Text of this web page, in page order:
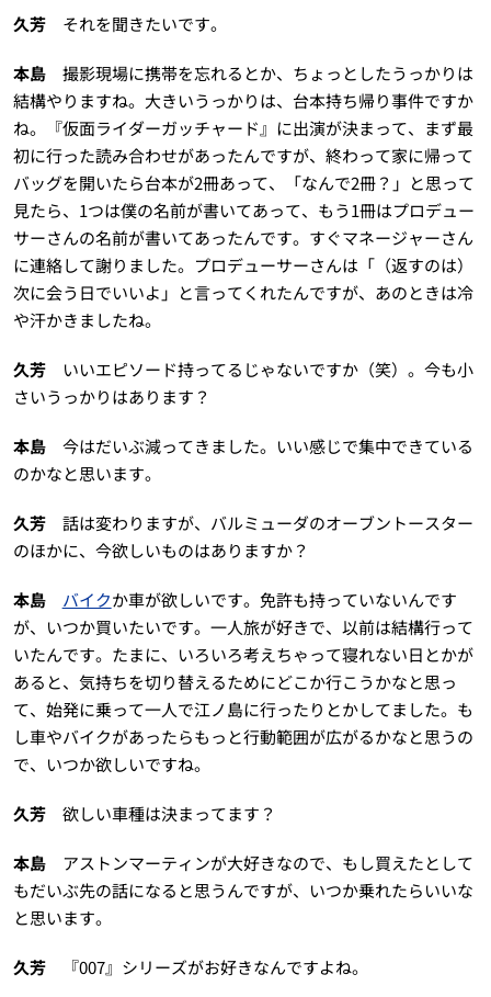
久芳それを聞きたいです。
本島撮影現場に携帯を忘れるとか、ちょっとしたうっかりは
結構やりますね。大きいうっかりは、台本持ち帰り事件ですか
ね。『仮面ライダーガッチャード』に出演が決まって、まず最
初に行った読み合わせがあったんですが、終わって家に帰って
バッグを開いたら台本が2冊あって、「なんで2冊？」と思って
見たら、1つは僕の名前が書いてあって、もう1冊はプロデュー
サーさんの名前が書いてあったんです。すぐマネージャーさん
に連絡して謝りました。プロデューサーさんは「（返すのは）
次に会う日でいいよ」と言ってくれたんですが、あのときは冷
や汗かきましたね。
久芳いいエピソード持ってるじゃないですか（笑）。今も小
さいうっかりはあります？
本島今はだいぶ減ってきました。いい感じで集中できている
のかなと思います。
久芳話は変わりますが、バルミューダのオーブントースター
のほかに、今欲しいものはありますか？
本島 バイクか車が欲しいです。免許も持っていないんです
が、いつか買いたいです。一人旅が好きで、以前は結構行って
いたんです。たまに、いろいろ考えちゃって寝れない日とかが
あると、気持ちを切り替えるためにどこか行こうかなと思っ
て、始発に乗って一人で江ノ島に行ったりとかしてました。も
し車やバイクがあったらもっと行動範囲が広がるかなと思うの
で、いつか欲しいですね。
久芳欲しい車種は決まってます？
本島アストンマーティンが大好きなので、もし買えたとして
もだいぶ先の話になると思うんですが、いつか乗れたらいいな
と思います。
久芳『007』シリーズがお好きなんですよね。